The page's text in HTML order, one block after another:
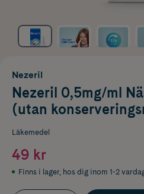
Nezeril
Nezeril 0,5mg/ml
(utan
Läkemedel
49 kr
Finns i lager, hos dig inom 1-2